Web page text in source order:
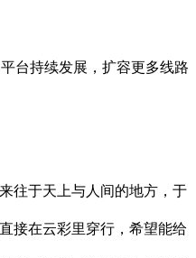
台持续发展，扩容更多线路
往于天上与人间的地方，于
接在云彩里穿行，希望能给